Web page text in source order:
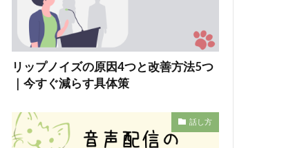
リップノイズの原因4つと改善方法5つ
｜今すぐ減らす具体策
話し方